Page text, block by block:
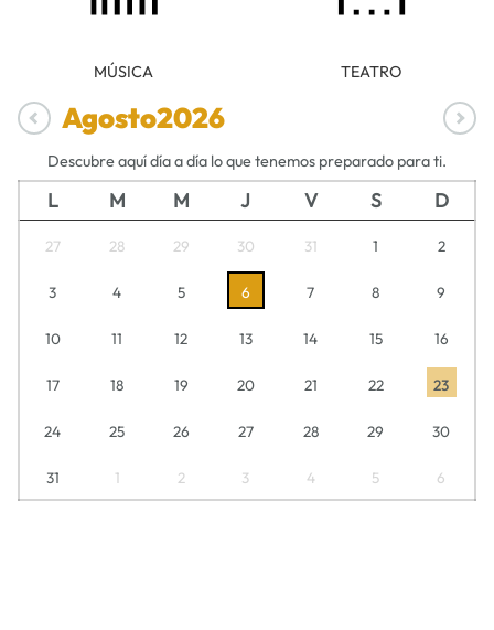
MÚSICA TEATRO
Agosto2026
Descubre aquí día a día lo que tenemos preparado para ti.
L M M J V S D
27 28 29 30 31 1 2
3 4 5 6 7 8 9
10 11 12 13 14 15 16
17 18 19 20 21 22 23
24 25 26 27 28 29 30
31 1 2 3 4 5 6